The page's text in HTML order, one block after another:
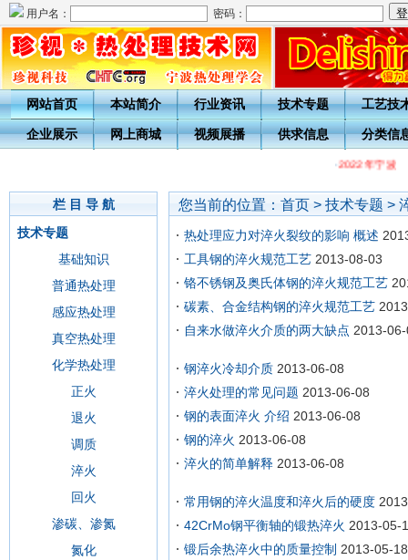
用户名： 密码：
网站首页 本站简介 行业资讯 技术专题 工艺技
企业展示 网上商城 视频展播 供求信息 分类信
·2022年宁波热
栏 目 导 航
技术专题
基础知识
普通热处理
感应热处理
真空热处理
化学热处理
正火
退火
调质
淬火
回火
渗碳、渗氮
氮化
您当前的位置： 首页 > 技术专题 >
热处理应力对淬火裂纹的影响 概述
工具钢的淬火规范工艺 2013-08-03
铬不锈钢及奥氏体钢的淬火规范工艺
碳素、合金结构钢的淬火规范工艺
自来水做淬火介质的两大缺点 2013-
钢淬火冷却介质 2013-06-08
淬火处理的常见问题 2013-06-08
钢的表面淬火 介绍 2013-06-08
钢的淬火 2013-06-08
淬火的简单解释 2013-06-08
常用钢的淬火温度和淬火后的硬度
42CrMo钢平衡轴的锻热淬火 2013-05-
锻后余热淬火中的质量控制 2013-05-18